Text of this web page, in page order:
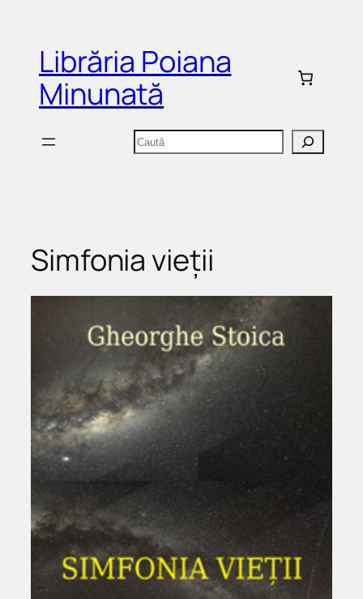
conținutLibrăria Poiana
Minunată
Caută
Simfonia vieții